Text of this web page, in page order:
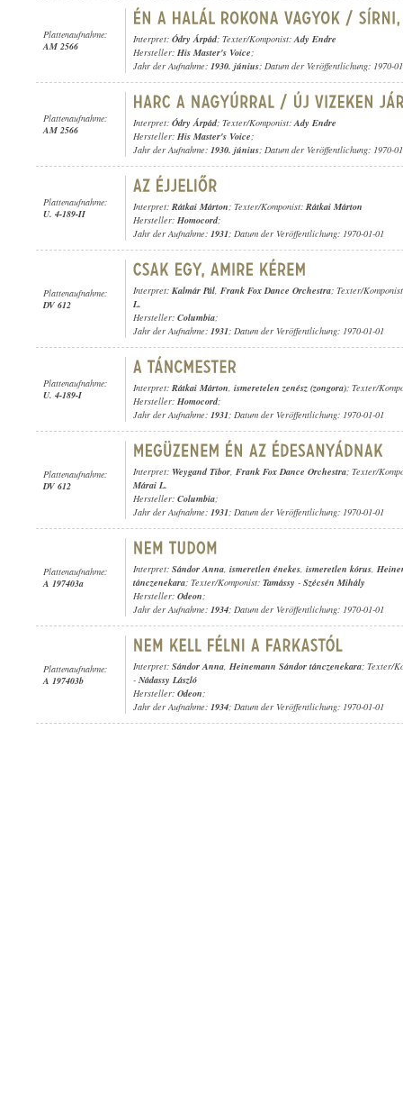
Plattenaufnahme:
AM 2566
Interpret: Ódry Árpád; Texter/Komponist:Ady Endre
Hersteller: His Master's Voice;
Jahr der Aufnahme: 1930. június; Datum der Veröffentlichung: 1970-
Plattenaufnahme:
AM 2566
Interpret: Ódry Árpád; Texter/Komponist:Ady Endre
Hersteller: His Master's Voice;
Jahr der Aufnahme: 1930. június; Datum der Veröffentlichung: 1970-
Plattenaufnahme:
U. 4-189-II
Interpret: Rátkai Márton; Texter/Komponist: Rátkai Márton
Hersteller: Homocord;
Jahr der Aufnahme: 1931; Datum der Veröffentlichung: 1970-01-01
Plattenaufnahme:
DV 612
Interpret: Kalmár Pál, Frank Fox Dance Orchestra; Texter/
L.
Hersteller: Columbia;
Jahr der Aufnahme: 1931; Datum der Veröffentlichung: 1970-01-01
Plattenaufnahme:
U. 4-189-I
Interpret: Rátkai Márton, ismeretelen zenész (zongora); Texter/
Hersteller: Homocord;
Jahr der Aufnahme: 1931; Datum der Veröffentlichung: 1970-01-01
Plattenaufnahme:
DV 612
Interpret: Weygand Tibor, Frank Fox Dance Orchestra; Texter/
Márai L.
Hersteller: Columbia;
Jahr der Aufnahme: 1931; Datum der Veröffentlichung: 1970-01-01
Plattenaufnahme:
A 197403a
Interpret: Sándor Anna, ismeretlen énekes, ismeretlen kórus,
tánczenekara; Texter/Komponist: Tamássy - Szécsén Mihály
Hersteller: Odeon;
Jahr der Aufnahme: 1934; Datum der Veröffentlichung: 1970-01-01
Plattenaufnahme:
A 197403b
Interpret: Sándor Anna, Heinemann Sándor tánczenekara; Texter/
- Nádassy László
Hersteller: Odeon;
Jahr der Aufnahme: 1934; Datum der Veröffentlichung: 1970-01-01